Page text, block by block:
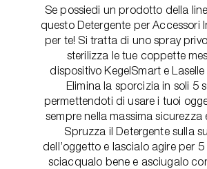
Se possiedi un prodotto della
questo Detergente per Accessori
per te! Si tratta di uno spray
sterilizza le tue coppette
dispositivo KegelSmart e Laselle
Elimina la sporcizia in soli 5
permettendoti di usare i tuoi
sempre nella massima sicurezza
Spruzza il Detergente sulla
dell’oggetto e lascialo agire per
sciacqualo bene e asciugalo